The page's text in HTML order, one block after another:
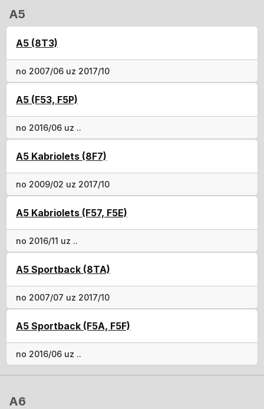
A5
A5 (8T3)
no 2007/06 uz 2017/10
A5 (F53, F5P)
no 2016/06 uz ..
A5 Kabriolets (8F7)
no 2009/02 uz 2017/10
A5 Kabriolets (F57, F5E)
no 2016/11 uz ..
A5 Sportback (8TA)
no 2007/07 uz 2017/10
A5 Sportback (F5A, F5F)
no 2016/06 uz ..
A6